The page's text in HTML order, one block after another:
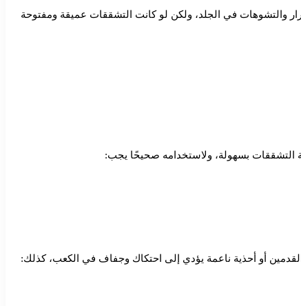
والتشوهات في الجلد، ولكن لو كانت التشققات عميقة ومفتوحة
أو أحذية ناعمة يؤدي إلى احتكاك وجفاف في الكعب، كذلك: